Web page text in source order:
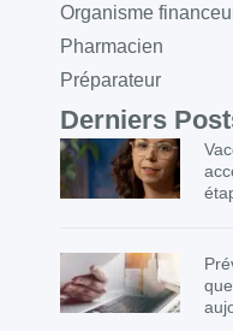
Organisme
Pharmacien
Préparateur
Derniers